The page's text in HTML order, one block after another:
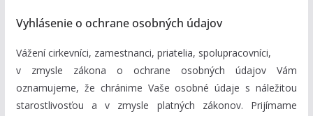
Vyhlásenie o ochrane osobných údajov
Vážení cirkevníci, zamestnanci, priatelia, spolupracovníci,
v zmysle zákona o ochrane osobných údajov Vám
oznamujeme, že chránime Vaše osobné údaje s náležitou
starostlivosťou a v zmysle platných zákonov. Prijímame